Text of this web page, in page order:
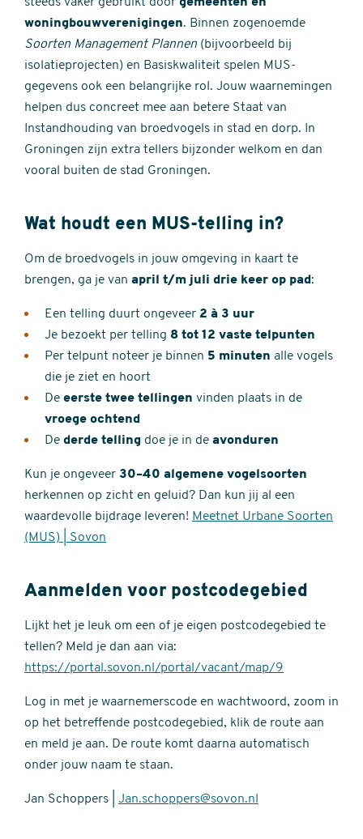
steeds vaker gebruikt door gemeenten en
woningbouwverenigingen. Binnen zogenoemde
Soorten Management Plannen (bijvoorbeeld bij
isolatieprojecten) en Basiskwaliteit spelen MUS-
gegevens ook een belangrijke rol. Jouw waarnemingen
helpen dus concreet mee aan betere Staat van
Instandhouding van broedvogels in stad en dorp. In
Groningen zijn extra tellers bijzonder welkom en dan
vooral buiten de stad Groningen.
Wat houdt een MUS-telling in?
Om de broedvogels in jouw omgeving in kaart te
brengen, ga je van april t/m juli drie keer op pad:
Een telling duurt ongeveer 2 à 3 uur
Je bezoekt per telling 8 tot 12 vaste telpunten
Per telpunt noteer je binnen 5 minuten alle vogels
die je ziet en hoort
De eerste twee tellingen vinden plaats in de
vroege ochtend
De derde telling doe je in de avonduren
Kun je ongeveer 30–40 algemene vogelsoorten
herkennen op zicht en geluid? Dan kun jij al een
waardevolle bijdrage leveren! Meetnet Urbane Soorten
(MUS) | Sovon
Aanmelden voor postcodegebied
Lijkt het je leuk om een of je eigen postcodegebied te
tellen? Meld je dan aan via:
https://portal.sovon.nl/portal/vacant/map/9
Log in met je waarnemerscode en wachtwoord, zoom in
op het betreffende postcodegebied, klik de route aan
en meld je aan. De route komt daarna automatisch
onder jouw naam te staan.
Jan Schoppers | Jan.schoppers@sovon.nl